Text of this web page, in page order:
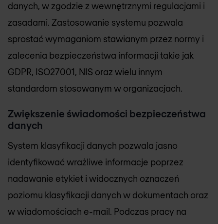
danych, w zgodzie z wewnętrznymi regulacjami i
zasadami. Zastosowanie systemu pozwala
sprostać wymaganiom stawianym przez normy i
zalecenia bezpieczeństwa informacji takie jak
GDPR, ISO27001, NIS oraz wielu innym
standardom stosowanym w organizacjach.
Zwiększenie świadomości bezpieczeństwa
danych
System klasyfikacji danych pozwala jasno
identyfikować wrażliwe informacje poprzez
nadawanie etykiet i widocznych oznaczeń
poziomu klasyfikacji danych w dokumentach oraz
w wiadomościach e-mail. Podczas pracy na